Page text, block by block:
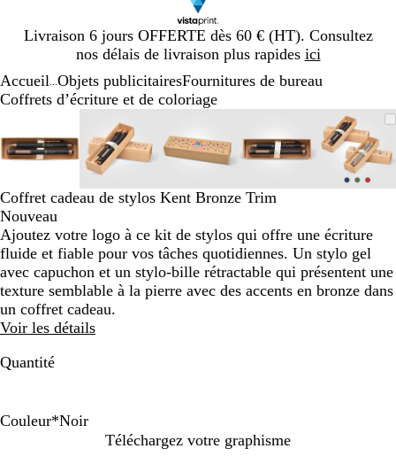
Livraison 6 jours OFFERTE dès 60 € (HT). Consultez
nos délais de livraison plus rapides ici
Diapositive
1
Accueil Objets publicitairesFournitures de bureau
Coffrets d’écriture et de coloriage
zoomable
au
minimum
pour
développer
les
touches
et
moins
pour
zoomer
et
les
touches
fléchées
pour
faire
zoomable
au
minimum
pour
développer
les
touches
et
moins
pour
zoomer
et
les
touches
zoomable
au
minimum
pour
développer
les
touches
et
pour
zoomer
et
les
zoomable
au
minimum
pour
développer
les
touches
et
pour
zoomer
et
les
Image
Zoom
au
pour
les
plus
et
pour
et
les
1
sur
Coffret cadeau de stylos Kent Bronze Trim
Nouveau
Ajoutez votre logo à ce kit de stylos qui offre une écriture
fluide et fiable pour vos tâches quotidiennes. Un stylo gel
avec capuchon et un stylo-bille rétractable qui présentent une
texture semblable à la pierre avec des accents en bronze dans
un coffret cadeau.
Voir les détails
Quantité
Couleur*Noir
Téléchargez votre graphisme